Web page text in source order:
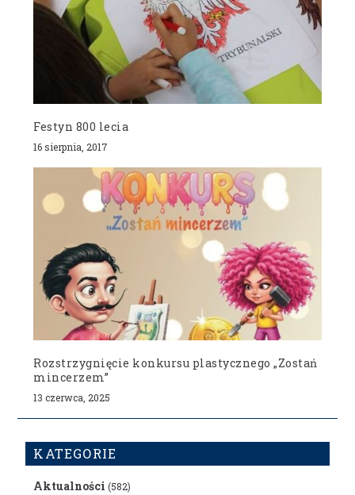
Festyn 800 lecia
16 sierpnia, 2017
Rozstrzygnięcie konkursu plastycznego „Zostań
mincerzem”
13 czerwca, 2025
KATEGORIE
Aktualności (582)